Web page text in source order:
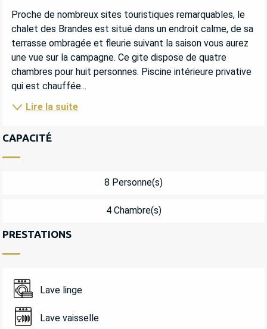
DESCRIPTION
Proche de nombreux sites touristiques remarquables, le
chalet des Brandes est situé dans un endroit calme, de sa
terrasse ombragée et fleurie suivant la saison vous aurez
une vue sur la campagne. Ce gite dispose de quatre
chambres pour huit personnes. Piscine intérieure privative
qui est chauffée...
Lire la suite
CAPACITÉ
8 Personne(s)
4 Chambre(s)
PRESTATIONS
Lave linge
Lave vaisselle